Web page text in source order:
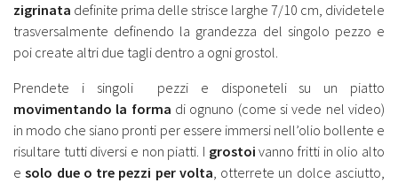
zigrinata definite prima delle strisce larghe 7/10 cm, dividetele
trasversalmente definendo la grandezza del singolo pezzo e
poi create altri due tagli dentro a ogni grostol.
Prendete i singoli pezzi e disponeteli su un piatto
movimentando la forma di ognuno (come si vede nel video)
in modo che siano pronti per essere immersi nell’olio bollente e
risultare tutti diversi e non piatti. I grostoi vanno fritti in olio alto
esolo due o tre pezzi per volta, otterrete un dolce asciutto,